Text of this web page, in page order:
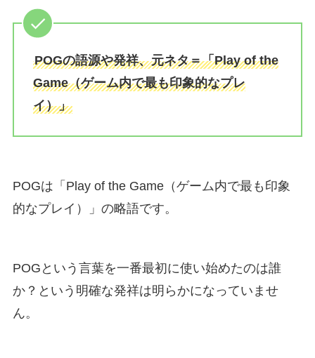
POGの語源や発祥、元ネタ＝「Play of the
Game（ゲーム内で最も印象的なプレ
イ）」
POGは「Play of the Game（ゲーム内で最も印象
的なプレイ）」の略語です。
POGという言葉を一番最初に使い始めたのは誰
か？という明確な発祥は明らかになっていませ
ん。